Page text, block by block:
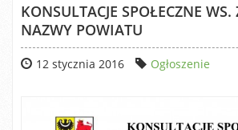
KONSULTACJE SPOŁECZNE
NAZWY POWIATU
12 stycznia 2016 Ogłoszenie